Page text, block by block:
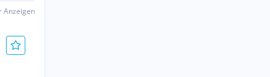
Anzeigen